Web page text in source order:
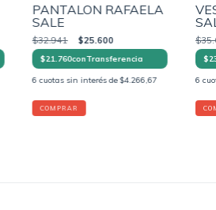
PANTALON RAFAELA
SALE
$32.941 $25.600
$21.760conTransferencia
6 cuotas sin interés de$4.266,67
COMPRAR
6